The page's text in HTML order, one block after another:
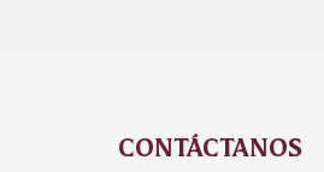
CONTÁCTANOS